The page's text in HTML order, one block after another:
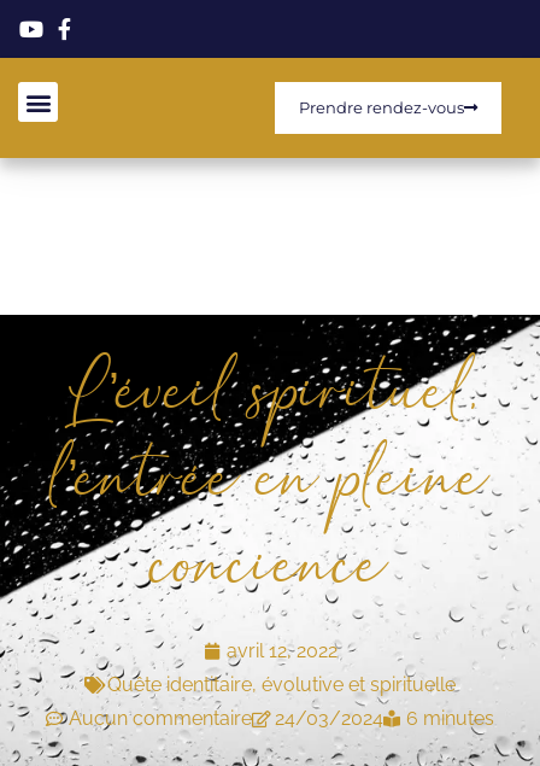
Prendre rendez-vous
L’éveil spirituel,
l’entrée en pleine
concience
avril 12, 2022
Quête identitaire, évolutive et spirituelle
Aucun commentaire
24/03/2024 6 minutes